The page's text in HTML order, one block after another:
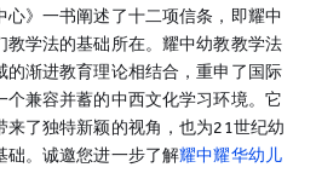
心》一书阐述了十二项信条，即耀中
教学法的基础所在。耀中幼教教学法
的渐进教育理论相结合，重申了国际
兼容并蓄的中西文化学习环境。它
了独特新颖的视角，也为21世纪幼
础。诚邀您进一步了解耀中耀华幼儿